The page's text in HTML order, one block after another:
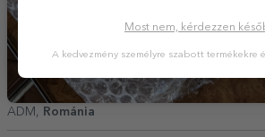
ADM, Románia
Most nem, kérdezzen
A kedvezmény személyre szabott termékekre